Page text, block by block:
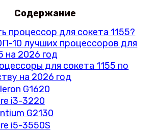
Содержание
процессор для сокета 1155?
10 лучших процессоров для
на 2026 год
для сокета 1155 по
на 2026 год
G1620
i3-3220
G2130
i5-3550S